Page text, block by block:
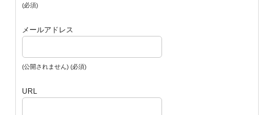
(必須)
メールアドレス
(公開されません) (必須)
URL